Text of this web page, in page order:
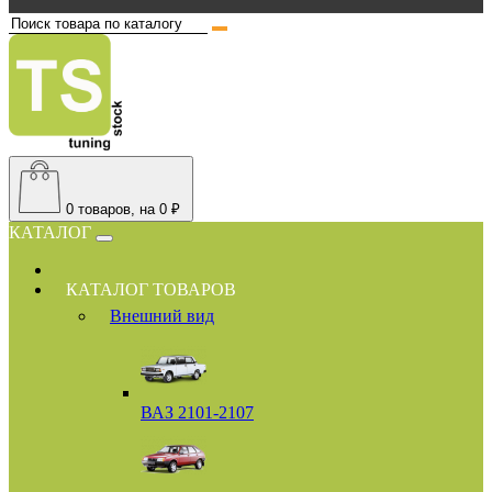
0 товаров, на 0 ₽
КАТАЛОГ
КАТАЛОГ ТОВАРОВ
Внешний вид
ВАЗ 2101-2107